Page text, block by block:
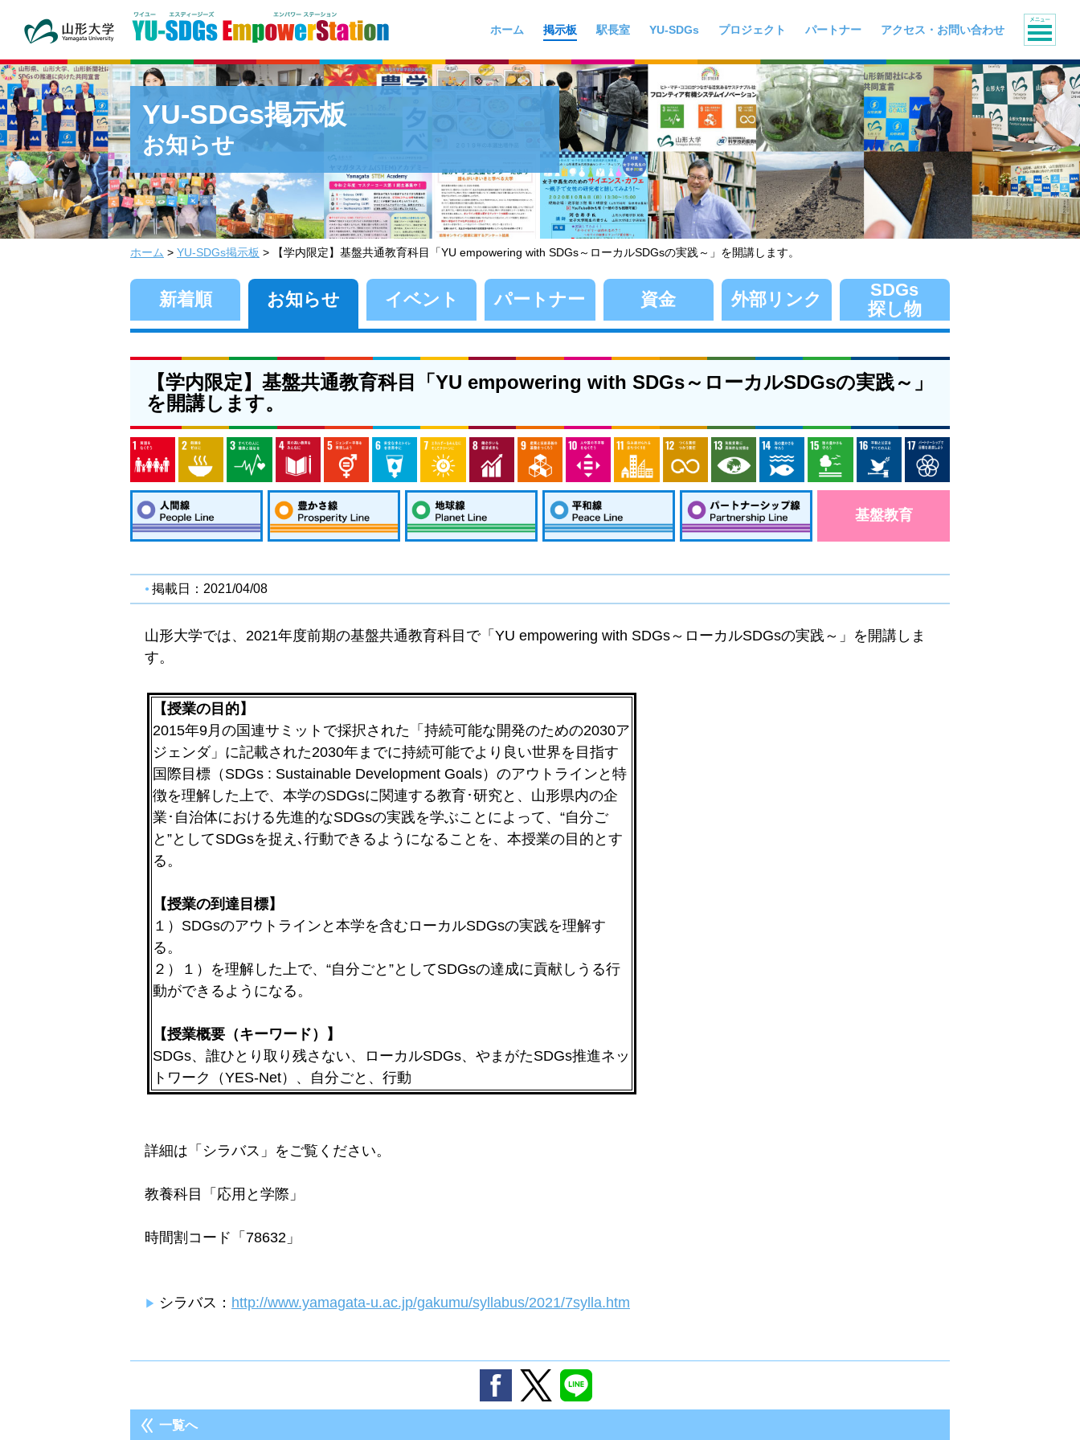
ホーム 掲示板 駅長室 YU-SDGs プロジェクト パートナー アクセス・お問い合わせ
YU-SDGs掲示板
お知らせ
ホーム > YU-SDGs掲示板 > 【学内限定】基盤共通教育科目「YU empowering with SDGs～ローカルSDGsの実践～」を開講します。
新着順 お知らせ イベント パートナー 資金 外部リンク
SDGs
探し物
【学内限定】基盤共通教育科目「YU empowering with SDGs～ローカルSDGsの実践～」
を開講します。
基盤教育
掲載日：2021/04/08
山形大学では、2021年度前期の基盤共通教育科目で「YU empowering with SDGs～ローカルSDGsの実践～」を開講しま
す。
【授業の目的】
2015年9月の国連サミットで採択された「持続可能な開発のための2030ア
ジェンダ」に記載された2030年までに持続可能でより良い世界を目指す
国際目標（SDGs : Sustainable Development Goals）のアウトラインと特
徴を理解した上で、本学のSDGsに関連する教育･研究と、山形県内の企
業･自治体における先進的なSDGsの実践を学ぶことによって、“自分ご
と”としてSDGsを捉え､行動できるようになることを、本授業の目的とす
る。
【授業の到達目標】
１）SDGsのアウトラインと本学を含むローカルSDGsの実践を理解す
る。
２）１）を理解した上で、“自分ごと”としてSDGsの達成に貢献しうる行
動ができるようになる。
【授業概要（キーワード）】
SDGs、誰ひとり取り残さない、ローカルSDGs、やまがたSDGs推進ネッ
トワーク（YES-Net）、自分ごと、行動
詳細は「シラバス」をご覧ください。
教養科目「応用と学際」
時間割コード「78632」
シラバス： http://www.yamagata-u.ac.jp/gakumu/syllabus/2021/7sylla.htm
一覧へ